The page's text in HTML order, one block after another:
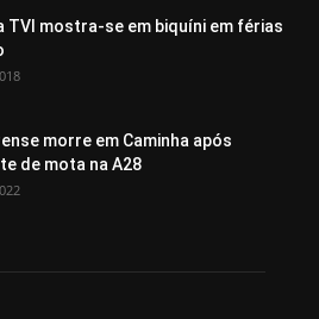
TVI mostra-se em biquíni em férias
morre em Caminha após
de mota na A28